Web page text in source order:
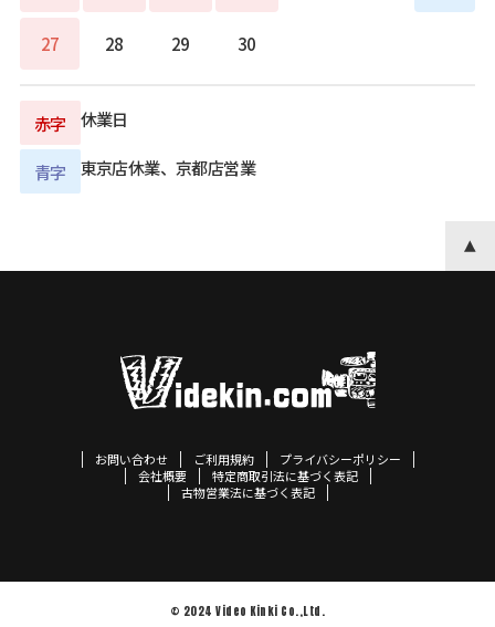
27 28 29 30
赤字 休業日
青字 東京店休業、京都店営業
お問い合わせ ご利用規約
プライバシーポリシー
会社概要
特定商取引法に基づく表記
古物営業法に基づく表記
© 2024 Video Kinki Co.,Ltd.